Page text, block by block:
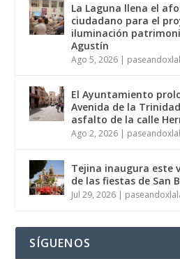
La Laguna llena el
ciudadano para el
iluminación
Agustín
Ago 5, 2026 |
El Ayuntamiento
Avenida de la
asfalto de la calle
Ago 2, 2026 |
Tejina inaugura este
de las fiestas de San
Jul 29, 2026 |
SÍGUENOS